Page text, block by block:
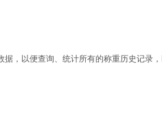
，以便查询、统计所有的称重历史记录